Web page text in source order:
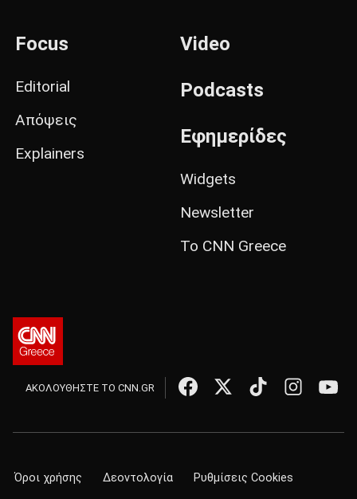
Focus
Editorial
Απόψεις
Explainers
Video
Podcasts
Εφημερίδες
Widgets
Newsletter
Το CNN Greece
ΑΚΟΛΟΥΘΗΣΤΕ ΤΟ CNN.GR
Όροι χρήσης Δεοντολογία Ρυθμίσεις Cookies